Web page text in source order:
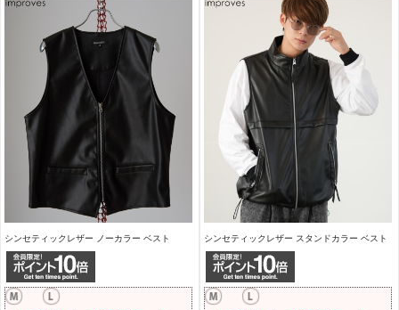
シンセティックレザー ノーカラー ベスト シンセティックレザー スタンドカラー ベスト